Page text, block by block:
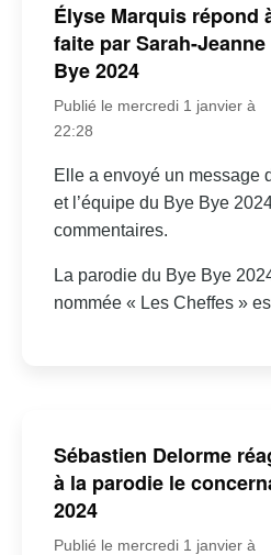
Élyse Marquis répond
faite par Sarah-
Bye 2024
Publié le mercredi 1 janvier à
22:28
Elle a envoyé un message
et l’équipe du Bye Bye
commentaires.
La parodie du Bye Bye
nommée « Les Cheffes »
Sébastien Delorme
à la parodie le
2024
Publié le mercredi 1 janvier à